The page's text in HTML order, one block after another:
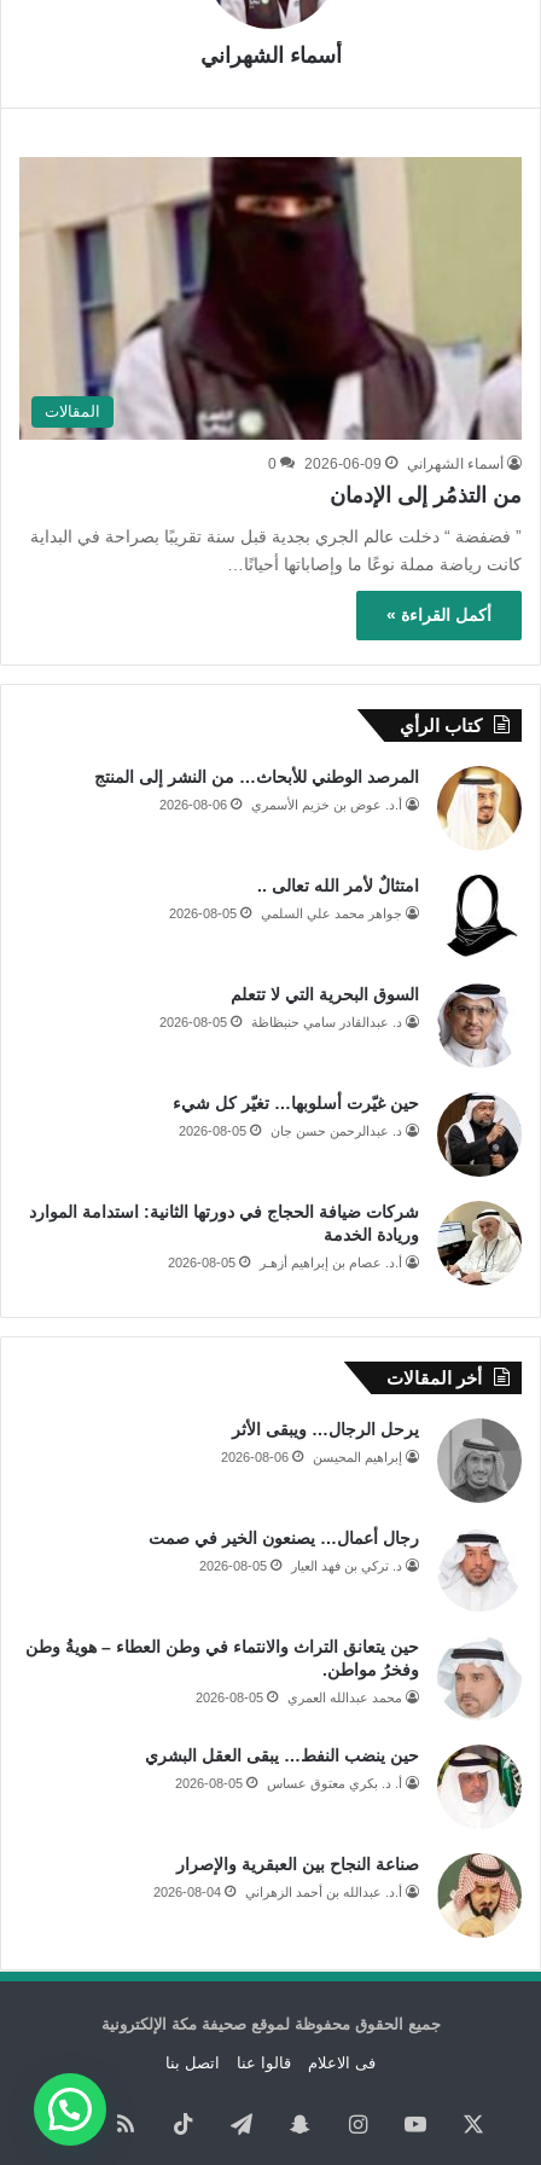
أسماء الشهراني
المقالات
أسماء الشهراني 2026-06-09
0
من التذمُر إلى الإدمان
” فضفضة “ دخلت عالم الجري بجدية قبل سنة تقريبًا بصراحة في البداية
كانت رياضة مملة نوعًا ما وإصاباتها أحيانًا…
أكمل القراءة »
كتاب الرأي
المرصد الوطني للأبحاث… من النشر إلى المنتج
أ.د. عوض بن خزيم الأسمري 2026-08-06
امتثالٌ لأمر الله تعالى ..
جواهر محمد علي السلمي 2026-08-05
السوق البحرية التي لا تتعلم
د. عبدالقادر سامي حنبظاظة 2026-08-05
حين غيّرت أسلوبها… تغيّر كل شيء
د. عبدالرحمن حسن جان 2026-08-05
شركات ضيافة الحجاج في دورتها الثانية: استدامة الموارد
وريادة الخدمة
أ.د. عصام بن إبراهيم أزهـر 2026-08-05
أخر المقالات
يرحل الرجال… ويبقى الأثر
إبراهيم المحيسن 2026-08-06
رجال أعمال… يصنعون الخير في صمت
د. تركي بن فهد العيار 2026-08-05
حين يتعانق التراث والانتماء في وطن العطاء – هويةُ وطن
وفخرُ مواطن.
محمد عبدالله العمري 2026-08-05
حين ينضب النفط… يبقى العقل البشري
أ. د. بكري معتوق عساس 2026-08-05
صناعة النجاح بين العبقرية والإصرار
أ.د. عبدالله بن أحمد الزهراني 2026-08-04
جميع الحقوق محفوظة لموقع صحيفة مكة الإلكترونية
فى الاعلام قالوا عنا اتصل بنا
‫YouTubeانستقرامسناب تيلقرام ‫TikTok ملخص نبض